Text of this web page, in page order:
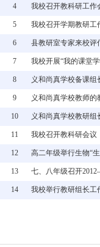
4 我校召开教科研工作
5 我校召开学期教研工
6 县教研室专家来校评
7 我校开展“我的课堂
8 义和尚真学校备课组
9 义和尚真学校教师的
10 义和尚真学校教研组
11 我校召开教科研会议
12 高二年级举行生物“
13 七、八年级召开
14 我校举行教研组长工